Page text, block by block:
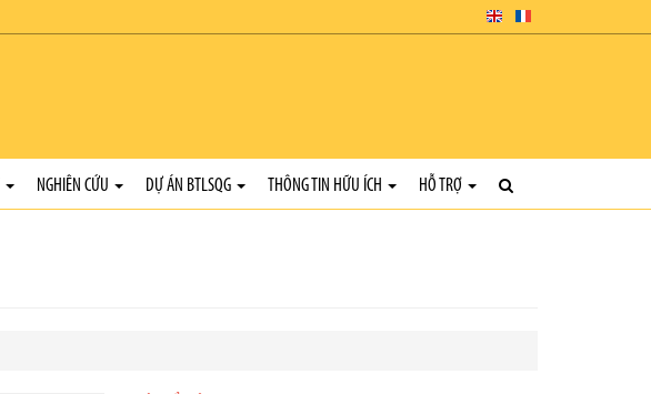
NGHIÊN CỨU DỰ ÁN BTLSQG THÔNG TIN HỮU ÍCH HỖ TRỢ